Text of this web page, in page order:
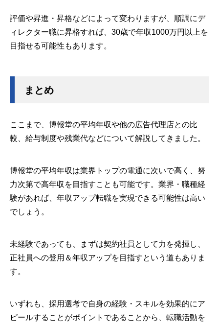
評価や昇進・昇格などによって変わりますが、順調にデ
ィレクター職に昇格すれば、30歳で年収1000万円以上を
目指せる可能性もあります。
まとめ
ここまで、博報堂の平均年収や他の広告代理店との比
較、給与制度や残業代などについて解説してきました。
博報堂の平均年収は業界トップの電通に次いで高く、努
力次第で高年収を目指すことも可能です。業界・職種経
験があれば、年収アップ転職を実現できる可能性は高い
でしょう。
未経験であっても、まずは契約社員として力を発揮し、
正社員への登用＆年収アップを目指すという道もありま
す。
いずれも、採用選考で自身の経験・スキルを効果的にア
ピールすることがポイントであることから、転職活動を